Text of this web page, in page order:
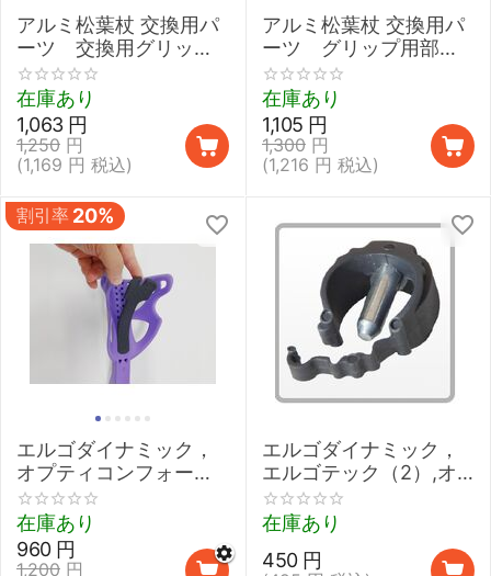
アルミ松葉杖 交換用パ
ーツ 交換用グリップ
クッション（1個）
在庫あり
1,250 円
1,063 円
(1,169 円 税込)
アルミ松葉杖 交換用パ
ーツ グリップ用部品
セット（1セット）
在庫あり
1,300 円
1,105 円
(1,216 円 税込)
割引率 20%
エルゴダイナミック，
オプティコンフォート
（2）用 交換用前腕プ
ロテクション【FDI,エ
ルゴグリフクラッチ】
在庫あり
1,200 円
960 円
エルゴダイナミック，
エルゴテック（2）,オ
プティコンフォート
（2）用 交換用調整ロ
ック【高さ調整クリッ
プ FDI,エルゴグリフク
在庫あり
450 円